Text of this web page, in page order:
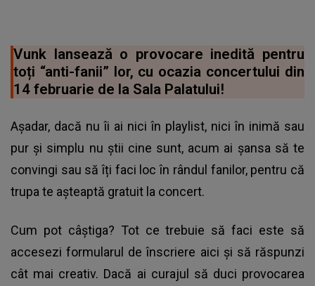
Vunk lansează o provocare inedită pentru
toți “anti-fanii” lor, cu ocazia concertului din
14 februarie de la Sala Palatului!
Așadar, dacă nu îi ai nici în playlist, nici în inimă sau
pur și simplu nu știi cine sunt, acum ai șansa să te
convingi sau să îți faci loc în rândul fanilor, pentru că
trupa te așteaptă gratuit la concert.
Cum pot câștiga? Tot ce trebuie să faci este să
accesezi formularul de înscriere aici și să răspunzi
cât mai creativ. Dacă ai curajul să duci provocarea